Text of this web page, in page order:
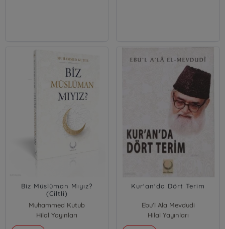
Biz Müslüman Mıyız?
(Ciltli)
Muhammed Kutub
Hilal Yayınları
Kur'an'da Dört Terim
Ebu'l Ala Mevdudi
Hilal Yayınları